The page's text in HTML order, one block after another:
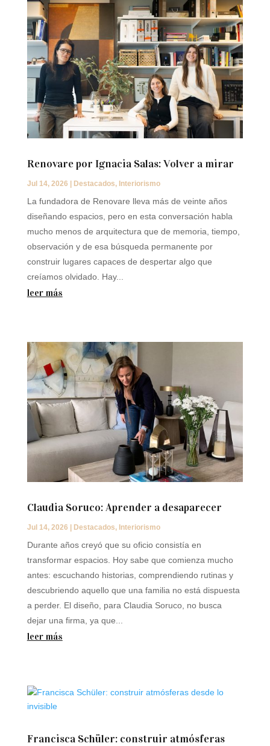
Renovare por Ignacia Salas: Volver a mirar
Jul 14, 2026 Destacados, Interiorismo
La fundadora de Renovare lleva más de veinte años
diseñando espacios, pero en esta conversación habla
mucho menos de arquitectura que de memoria, tiempo,
observación y de esa búsqueda permanente por
construir lugares capaces de despertar algo que
creíamos olvidado. Hay...
leer más
Claudia Soruco: Aprender a desaparecer
Jul 14, 2026 Destacados, Interiorismo
Durante años creyó que su oficio consistía en
transformar espacios. Hoy sabe que comienza mucho
antes: escuchando historias, comprendiendo rutinas y
descubriendo aquello que una familia no está dispuesta
a perder. El diseño, para Claudia Soruco, no busca
dejar una firma, ya que...
leer más
Francisca Schüler: construir atmósferas